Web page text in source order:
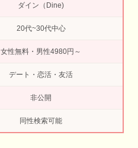
ダイン（Dine)
20代~30代中心
女性無料・男性4980円～
デート・恋活・友活
非公開
同性検索可能